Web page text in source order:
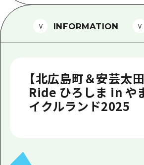
ボランティアガイド
ユニバーサルツー
よくあるご質問
メディア掲載情報
INFORMATION
【北広島町＆安芸太
Ride ひろしま in や
イクルランド2025